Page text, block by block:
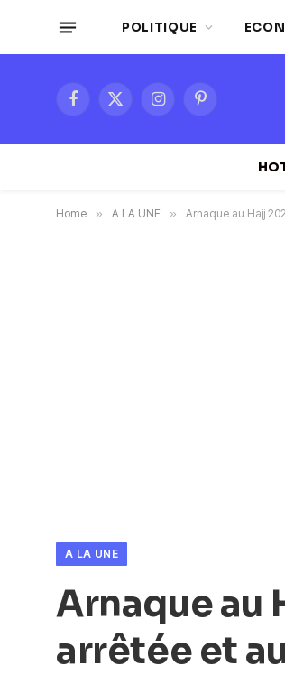
POLITIQUE
Facebook
X
InstagramPinterest
Home » A LA UNE » Arnaque au Hajj
A LA UNE
Arnaque au
arrêtée et